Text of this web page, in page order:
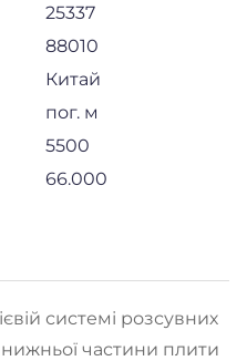
25337
88010
Китай
пог. м
5500
66.000
системі розсувних
частини плити